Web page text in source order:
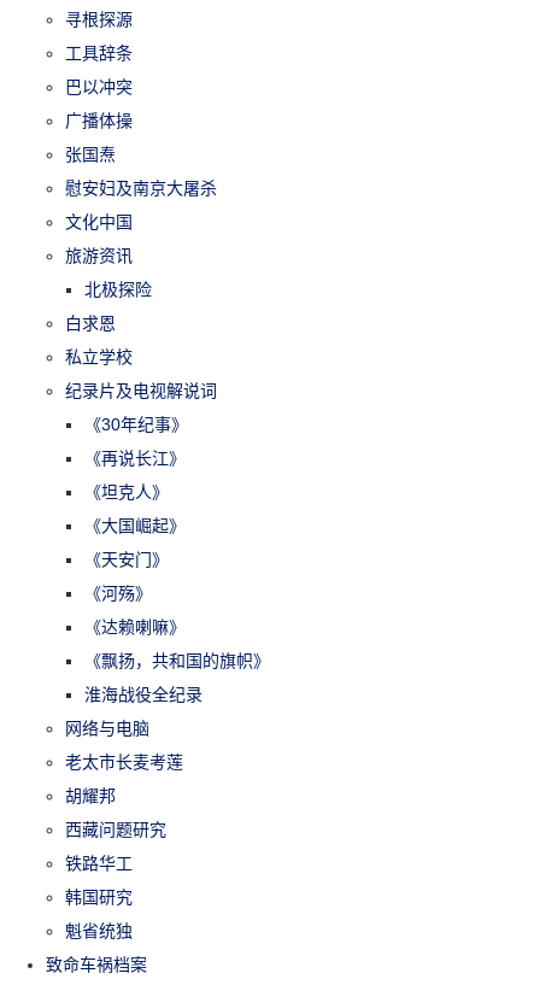
寻根探源
工具辞条
巴以冲突
广播体操
张国焘
慰安妇及南京大屠杀
文化中国
旅游资讯
北极探险
白求恩
私立学校
纪录片及电视解说词
《30年纪事》
《再说长江》
《坦克人》
《大国崛起》
《天安门》
《河殇》
《达赖喇嘛》
《飘扬，共和国的旗帜》
淮海战役全纪录
网络与电脑
老太市长麦考莲
胡耀邦
西藏问题研究
铁路华工
韩国研究
魁省统独
致命车祸档案